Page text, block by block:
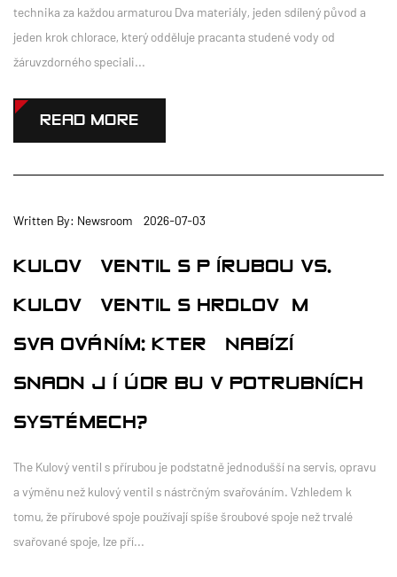
technika za každou armaturou Dva materiály, jeden sdílený původ a
jeden krok chlorace, který odděluje pracanta studené vody od
žáruvzdorného speciali...
READ MORE
Written By: Newsroom 2026-07-03
KULOVÝ VENTIL S PŘÍRUBOU VS.
KULOVÝ VENTIL S HRDLOVÝM
SVAŘOVÁNÍM: KTERÝ NABÍZÍ
SNADNĚJŠÍ ÚDRŽBU V POTRUBNÍCH
SYSTÉMECH?
The Kulový ventil s přírubou je podstatně jednodušší na servis, opravu
a výměnu než kulový ventil s nástrčným svařováním. Vzhledem k
tomu, že přírubové spoje používají spíše šroubové spoje než trvalé
svařované spoje, lze pří...